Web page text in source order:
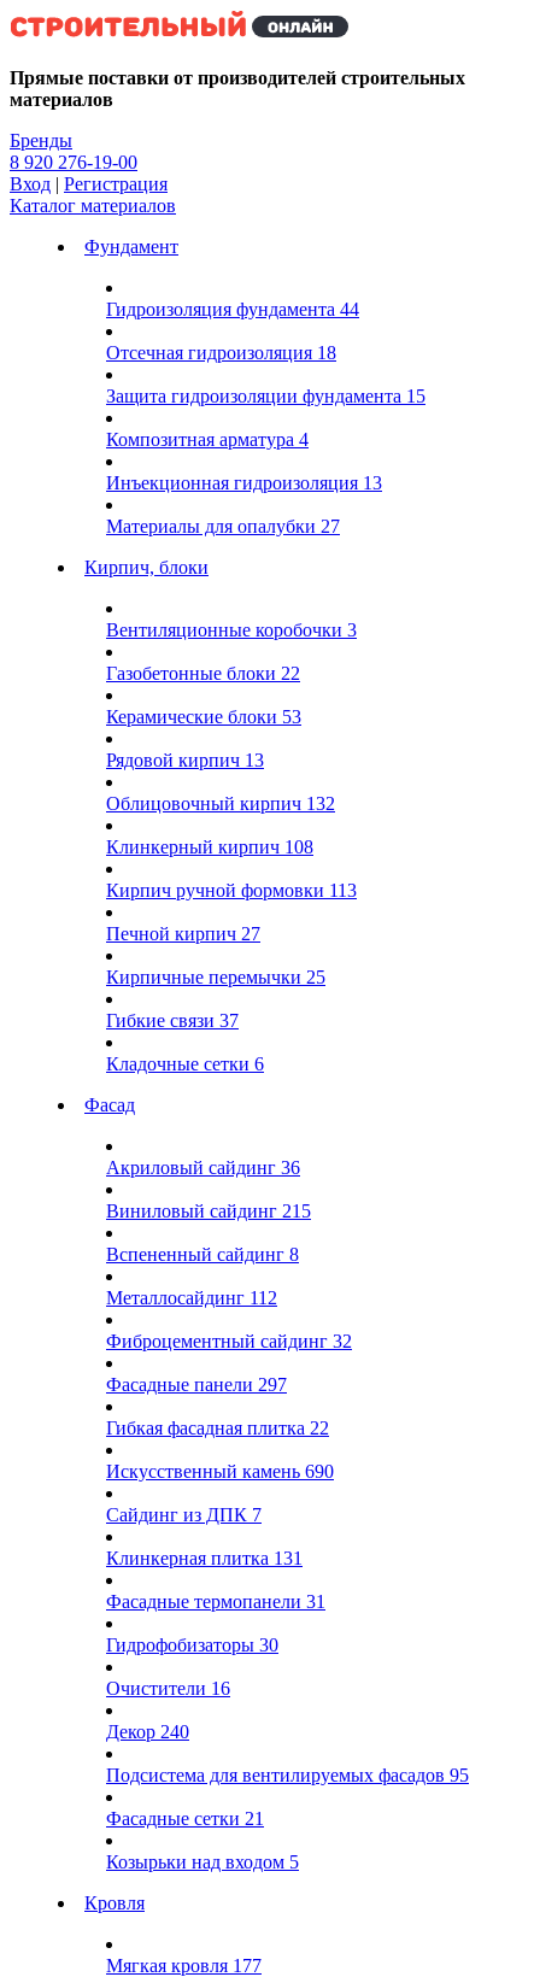
Kg
Прямые поставки от производителей строительных
материалов
Бренды
8 920 276-19-00
Вход | Регистрация
Каталог материалов
Фундамент
Гидроизоляция фундамента 44
Отсечная гидроизоляция 18
Защита гидроизоляции фундамента 15
Композитная арматура 4
Инъекционная гидроизоляция 13
Материалы для опалубки 27
Кирпич, блоки
Вентиляционные коробочки 3
Газобетонные блоки 22
Керамические блоки 53
Рядовой кирпич 13
Облицовочный кирпич 132
Клинкерный кирпич 108
Кирпич ручной формовки 113
Печной кирпич 27
Кирпичные перемычки 25
Гибкие связи 37
Кладочные сетки 6
Фасад
Акриловый сайдинг 36
Виниловый сайдинг 215
Вспененный сайдинг 8
Металлосайдинг 112
Фиброцементный сайдинг 32
Фасадные панели 297
Гибкая фасадная плитка 22
Искусственный камень 690
Сайдинг из ДПК 7
Клинкерная плитка 131
Фасадные термопанели 31
Гидрофобизаторы 30
Очистители 16
Декор 240
Подсистема для вентилируемых фасадов 95
Фасадные сетки 21
Козырьки над входом 5
Кровля
Мягкая кровля 177